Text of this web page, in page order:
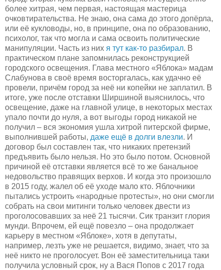
более хитрая, чем первая, настоящая мастерица
очковтирательства. Не знаю, она сама до этого допёрла,
или её кукловоды, но, в принципе, она по образованию,
психолог, так что могла и сама освоить политические
манипуляции. Часть из них я тут как-то разбирал. В
практическом плане запомнилась реконструкцией
городского освещения. Глава местного «Яблока» мадам
Слабунова в своё время восторгалась, как удачно её
провели, причём город за неё ни копейки не заплатил. В
итоге, уже после отставки Ширшиной выяснилось, что
освещение, даже на главной улице, в некоторых местах
упало почти до нуля, а вот выгоды город никакой не
получил – вся экономия ушла хитрой питерской фирме,
выполнившей работы, даже ещё в долги влезли. И
договор был составлен так, что никаких претензий
предъявить было нельзя. Но это было потом. Основной
причиной её отставки является всё то же банальное
недовольство правящих верхов. И когда это произошло
в 2015 году, жалел об её уходе мало кто. Яблочники
пытались устроить «народные протесты», но они смогли
собрать на свои митинги только человек двести из
проголосовавших за неё 21 тысячи. Сик транзит глория
мунди. Впрочем, ей ещё повезло – она продолжает
карьеру в местном «Яблоке», хотя в депутаты,
например, лезть уже не решается, видимо, знает, что за
неё никто не проголосует. Вон её заместительница таки
получила условный срок, ну а Вася Попов с 2017 года